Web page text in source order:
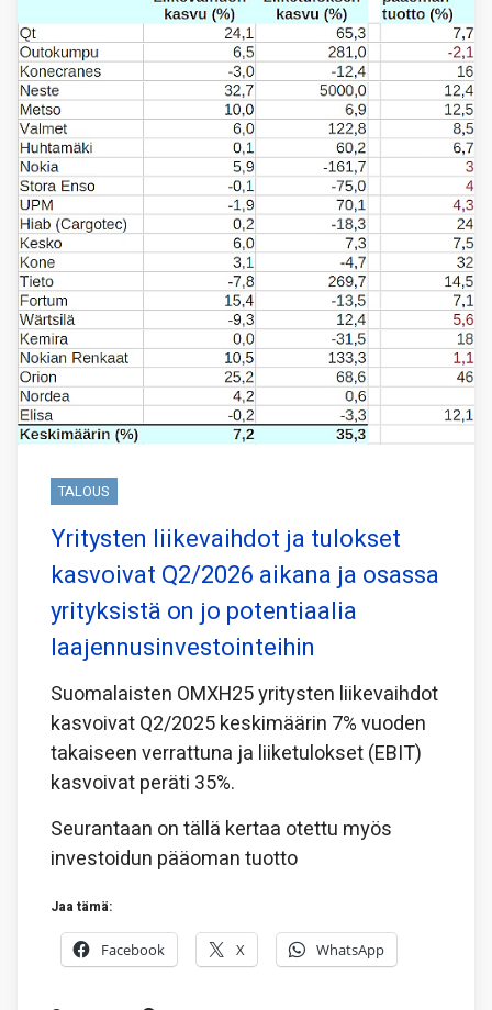
TALOUS
Yritysten liikevaihdot ja tulokset
kasvoivat Q2/2026 aikana ja osassa
yrityksistä on jo potentiaalia
laajennusinvestointeihin
Suomalaisten OMXH25 yritysten liikevaihdot
kasvoivat Q2/2025 keskimäärin 7% vuoden
takaiseen verrattuna ja liiketulokset (EBIT)
kasvoivat peräti 35%.
Seurantaan on tällä kertaa otettu myös
investoidun pääoman tuotto
Jaa tämä:
Facebook X WhatsApp